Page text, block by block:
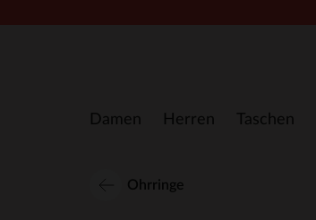
Damen Herren Taschen
Ohrringe